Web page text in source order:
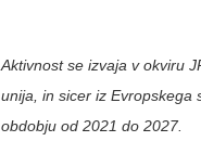
Aktivnost se izvaja v okviru
unija, in sicer iz Evropskega
obdobju od 2021 do 2027.